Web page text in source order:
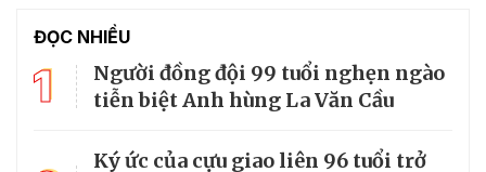
ĐỌC NHIỀU
1
Người đồng đội 99 tuổi nghẹn ngào
tiễn biệt Anh hùng La Văn Cầu
Ký ức của cựu giao liên 96 tuổi trở